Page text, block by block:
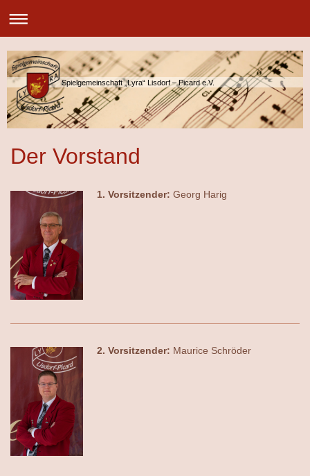
Spielgemeinschaft „Lyra“ Lisdorf – Picard e.V.
Der Vorstand
1. Vorsitzender: Georg Harig
2. Vorsitzender: Maurice Schröder